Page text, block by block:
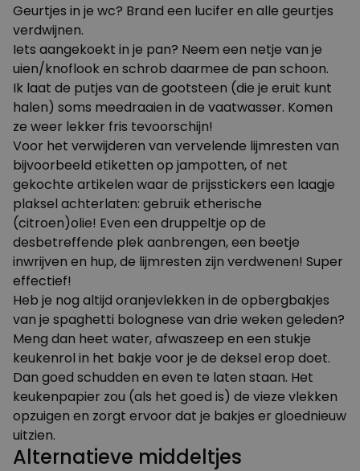
Geurtjes in je wc? Brand een lucifer en alle geurtjes
verdwijnen.
Iets aangekoekt in je pan? Neem een netje van je
uien/knoflook en schrob daarmee de pan schoon.
Ik laat de putjes van de gootsteen (die je eruit kunt
halen) soms meedraaien in de vaatwasser. Komen
ze weer lekker fris tevoorschijn!
Voor het verwijderen van vervelende lijmresten van
bijvoorbeeld etiketten op jampotten, of net
gekochte artikelen waar de prijsstickers een laagje
plaksel achterlaten: gebruik etherische
(citroen)olie! Even een druppeltje op de
desbetreffende plek aanbrengen, een beetje
inwrijven en hup, de lijmresten zijn verdwenen! Super
effectief!
Heb je nog altijd oranjevlekken in de opbergbakjes
van je spaghetti bolognese van drie weken geleden?
Meng dan heet water, afwaszeep en een stukje
keukenrol in het bakje voor je de deksel erop doet.
Dan goed schudden en even te laten staan. Het
keukenpapier zou (als het goed is) de vieze vlekken
opzuigen en zorgt ervoor dat je bakjes er gloednieuw
uitzien.
Alternatieve middeltjes